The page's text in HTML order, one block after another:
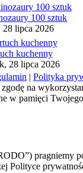
100 sztuk
28 lipca 2026
kuchenny
28 lipca 2026
| Polityka
na
w pamięci
pragniemy
Polityce